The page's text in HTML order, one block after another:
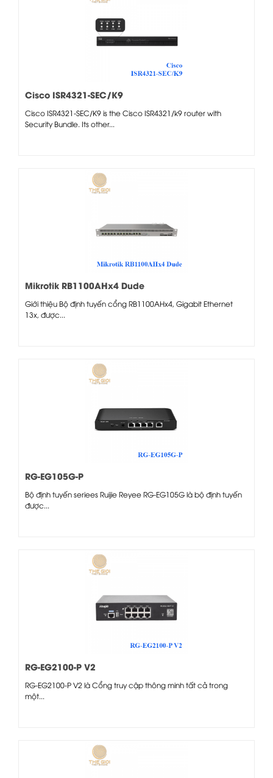
Cisco ISR4321-SEC/K9
Cisco ISR4321-SEC/K9 is the Cisco ISR4321/k9 router with
Security Bundle. Its other...
Mikrotik RB1100AHx4 Dude
Giới thiệu Bộ định tuyến cổng RB1100AHx4, Gigabit Ethernet
13x, được...
RG-EG105G-P
Bộ định tuyến seriees Ruijie Reyee RG-EG105G là bộ định tuyến
được...
RG-EG2100-P V2
RG-EG2100-P V2 là Cổng truy cập thông minh tất cả trong
một...